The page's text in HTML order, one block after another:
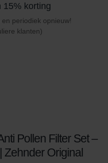
15% korting
periodiek opnieuw!
klanten)
Pollen Filter Set –
Zehnder Original